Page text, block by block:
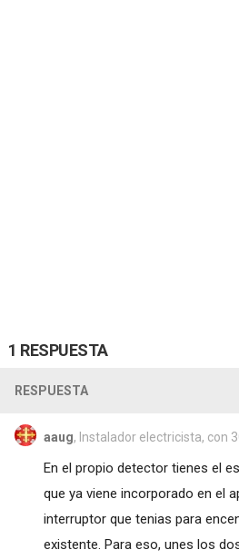
1 RESPUESTA
RESPUESTA
aaug, Instalador electricista, con
En el propio detector tienes el
que ya viene incorporado en el
interruptor que tenias para
existente. Para eso, unes los